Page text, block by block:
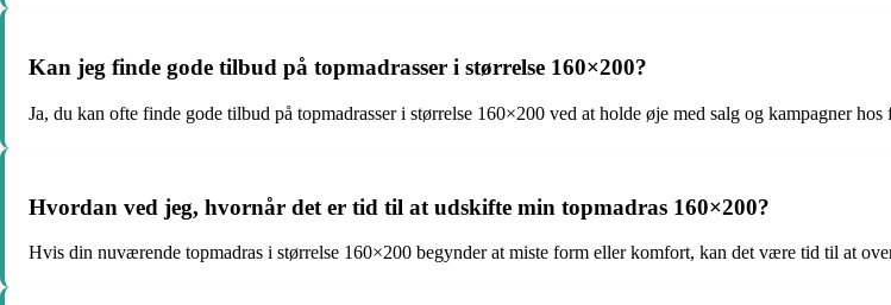
Kan jeg finde gode tilbud på topmadrasser i størrelse 160×200?
Ja, du kan ofte finde gode tilbud på topmadrasser i størrelse 160×200 ved at holde øje med salg og kampagner
Hvordan ved jeg, hvornår det er tid til at udskifte min topmadras 160×200?
Hvis din nuværende topmadras i størrelse 160×200 begynder at miste form eller komfort, kan det være tid til at